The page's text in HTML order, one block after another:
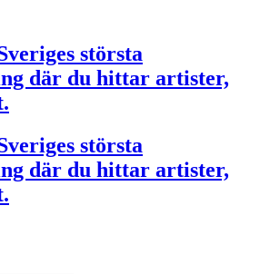
största
där du hittar artister,
största
där du hittar artister,